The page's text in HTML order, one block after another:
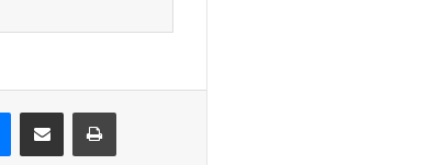
Messenger
E-Posta ile paylaş Yazdır